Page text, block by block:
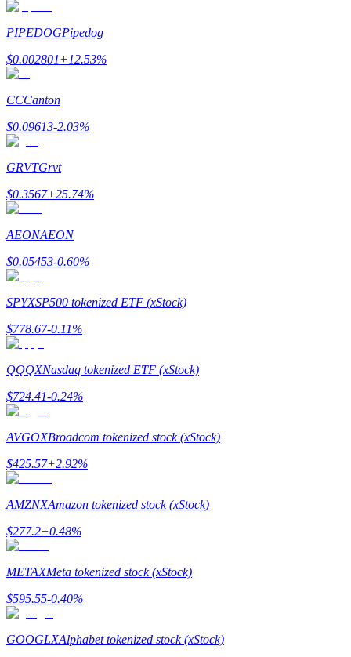
Реферал
вознаграждения
BTC Welcome Rewards
Share 500000 CASHCAT prize pool
Exclusive for BitMart Users
Register & Trade to Win 500,000 USDT
PIPEDOGPipedog
$0.002801+12.53%
CCCanton
$0.09613-2.03%
GRVTGrvt
$0.3567+25.74%
AEONAEON
$0.05453-0.60%
SPYXSP500 tokenized ETF (xStock)
$778.67-0.11%
QQQXNasdaq tokenized ETF (xStock)
$724.41-0.24%
AVGOXBroadcom tokenized stock (xStock)
$425.57+2.92%
AMZNXAmazon tokenized stock (xStock)
$277.2+0.48%
METAXMeta tokenized stock (xStock)
$595.55-0.40%
GOOGLXAlphabet tokenized stock (xStock)